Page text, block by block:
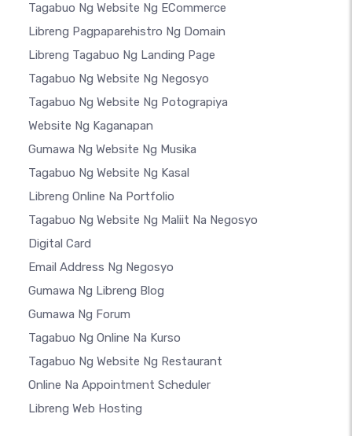
Tagabuo Ng Website Ng ECommerce
Libreng Pagpaparehistro Ng Domain
Libreng Tagabuo Ng Landing Page
Tagabuo Ng Website Ng Negosyo
Tagabuo Ng Website Ng Potograpiya
Website Ng Kaganapan
Gumawa Ng Website Ng Musika
Tagabuo Ng Website Ng Kasal
Libreng Online Na Portfolio
Tagabuo Ng Website Ng Maliit Na Negosyo
Digital Card
Email Address Ng Negosyo
Gumawa Ng Libreng Blog
Gumawa Ng Forum
Tagabuo Ng Online Na Kurso
Tagabuo Ng Website Ng Restaurant
Online Na Appointment Scheduler
Libreng Web Hosting